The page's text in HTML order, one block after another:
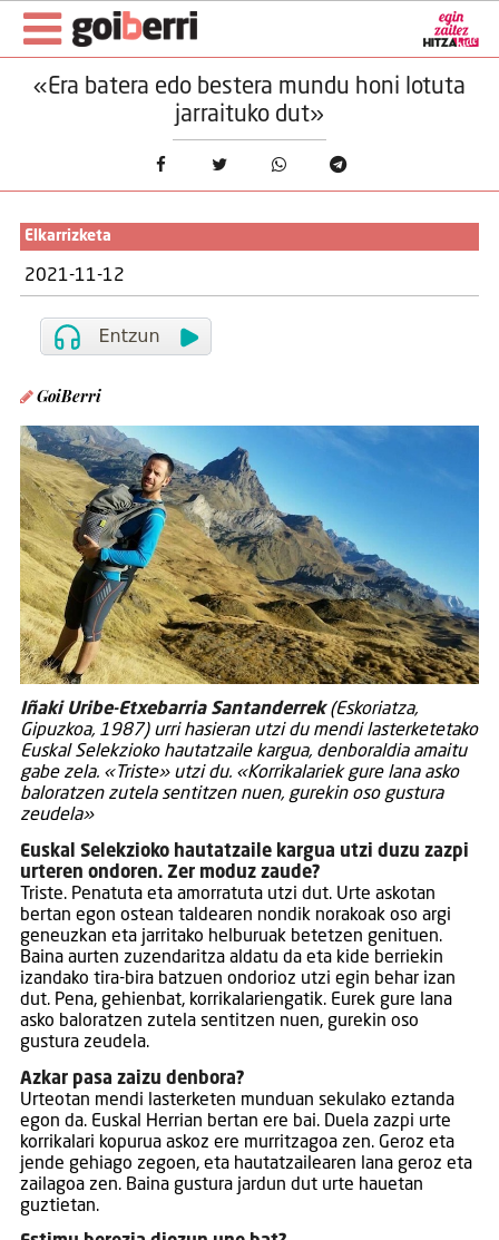
«Era batera edo bestera mundu honi lotuta
jarraituko dut»
Elkarrizketa
2021-11-12
GoiBerri
Iñaki Uribe-Etxebarria Santanderrek(Eskoriatza,
Gipuzkoa, 1987) urri hasieran utzi du mendi lasterketetako
Euskal Selekzioko hautatzaile kargua, denboraldia amaitu
gabe zela. «Triste» utzi du. «Korrikalariek gure lana asko
baloratzen zutela sentitzen nuen, gurekin oso gustura
zeudela»
Euskal Selekzioko hautatzaile kargua utzi duzu zazpi
urteren ondoren. Zer moduz zaude?
Triste. Penatuta eta amorratuta utzi dut. Urte askotan
bertan egon ostean taldearen nondik norakoak oso argi
geneuzkan eta jarritako helburuak betetzen genituen.
Baina aurten zuzendaritza aldatu da eta kide berriekin
izandako tira-bira batzuen ondorioz utzi egin behar izan
dut. Pena, gehienbat, korrikalariengatik. Eurek gure lana
asko baloratzen zutela sentitzen nuen, gurekin oso
gustura zeudela.
Azkar pasa zaizu denbora?
Urteotan mendi lasterketen munduan sekulako eztanda
egon da. Euskal Herrian bertan ere bai. Duela zazpi urte
korrikalari kopurua askoz ere murritzagoa zen. Geroz eta
jende gehiago zegoen, eta hautatzailearen lana geroz eta
zailagoa zen. Baina gustura jardun dut urte hauetan
guztietan.